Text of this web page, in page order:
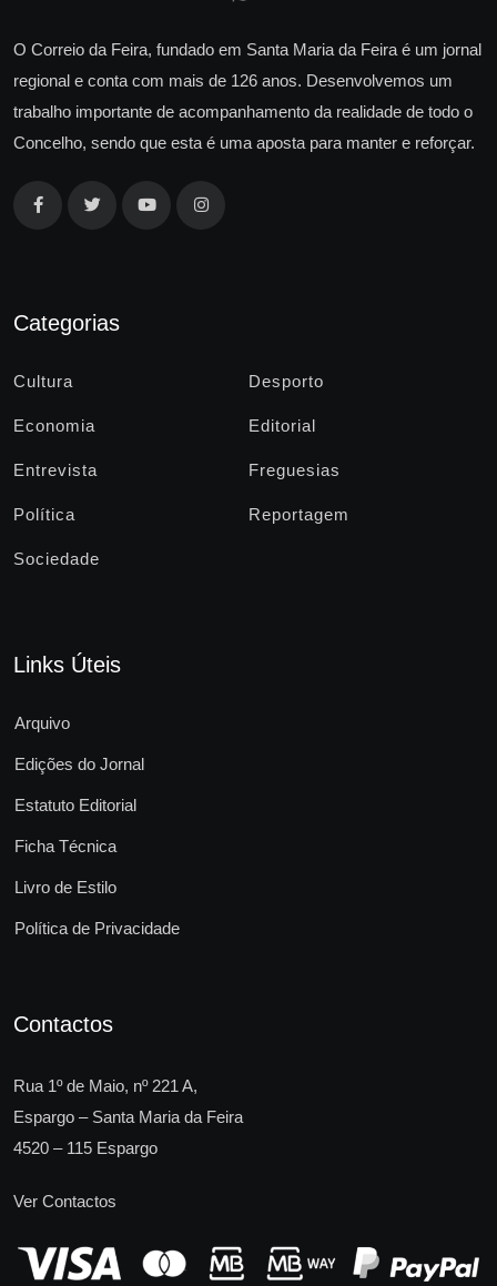
O Correio da Feira, fundado em Santa Maria da Feira é um jornal
regional e conta com mais de 126 anos. Desenvolvemos um
trabalho importante de acompanhamento da realidade de todo o
Concelho, sendo que esta é uma aposta para manter e reforçar.
Categorias
Cultura Desporto
Economia Editorial
Entrevista Freguesias
Política Reportagem
Sociedade
Links Úteis
Arquivo
Edições do Jornal
Estatuto Editorial
Ficha Técnica
Livro de Estilo
Política de Privacidade
Contactos
Rua 1º de Maio, nº 221 A,
Espargo – Santa Maria da Feira
4520 – 115 Espargo
Ver Contactos